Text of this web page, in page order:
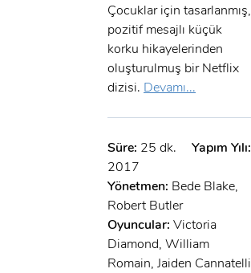
Çocuklar için tasarlanmış,
pozitif mesajlı küçük
korku hikayelerinden
oluşturulmuş bir Netflix
dizisi. Devamı...
Süre: 25 dk.
Yapım Yılı:
2017
Yönetmen: Bede Blake,
Robert Butler
Oyuncular: Victoria
Diamond, William
Romain, Jaiden Cannatelli